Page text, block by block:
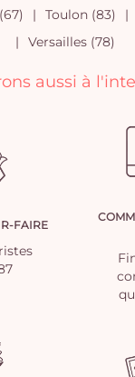
Toulon (83)
Versailles (78)
aussi à
FAIRE